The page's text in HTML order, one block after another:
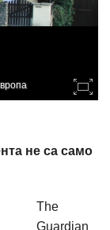
не са само
The
Guardian